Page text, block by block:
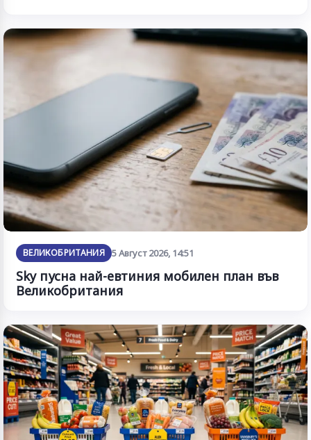
ВЕЛИКОБРИТАНИЯ 5 Август 2026, 14:51
Sky пусна най-евтиния мобилен план във
Великобритания